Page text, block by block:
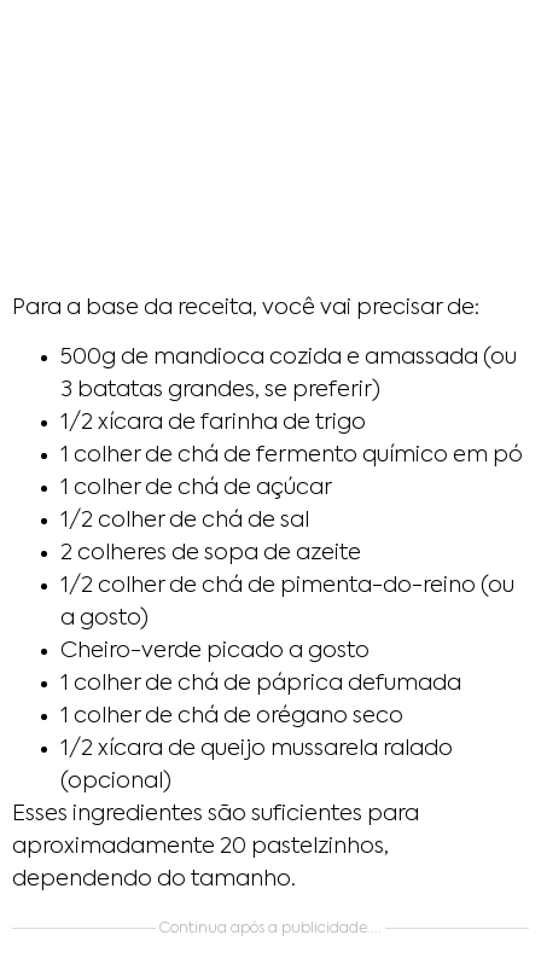
Para a base da receita, você vai precisar de:
500g de mandioca cozida e amassada (ou
3 batatas grandes, se preferir)
1/2 xícara de farinha de trigo
1 colher de chá de fermento químico em pó
1 colher de chá de açúcar
1/2 colher de chá de sal
2 colheres de sopa de azeite
1/2 colher de chá de pimenta-do-reino (ou
a gosto)
Cheiro-verde picado a gosto
1 colher de chá de páprica defumada
1 colher de chá de orégano seco
1/2 xícara de queijo mussarela ralado
(opcional)
Esses ingredientes são suficientes para
aproximadamente 20 pastelzinhos,
dependendo do tamanho.
Continua após a publicidade....